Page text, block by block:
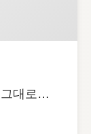
그대로…